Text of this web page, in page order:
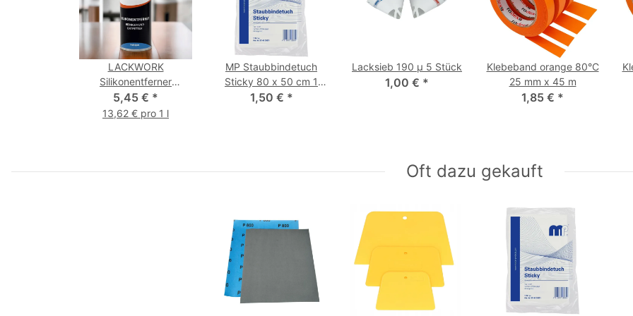
LACKWORK
Silikonentferner
Sprühdose 400 ml
5,45 € *
13,62 € pro 1 l
MP Staubbindetuch
Sticky 80 x 50 cm 1
Stück
1,50 € *
Lacksieb 190 µ 5 Stück
1,00 € *
Klebeband orange 80°C
25 mm x 45 m
1,85 € *
Oft dazu gekauft